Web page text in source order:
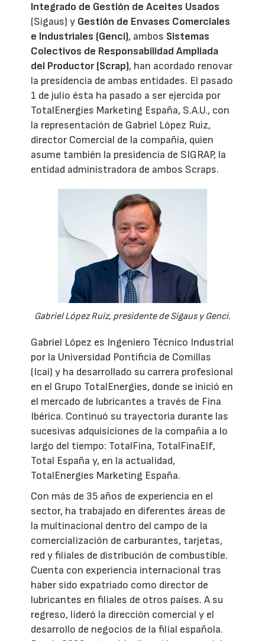
Integrado de Gestión de Aceites Usados
(Sigaus) y Gestión de Envases Comerciales
e Industriales (Genci), ambos Sistemas
Colectivos de Responsabilidad Ampliada
del Productor (Scrap), han acordado renovar
la presidencia de ambas entidades. El pasado
1 de julio ésta ha pasado a ser ejercida por
TotalEnergies Marketing España, S.A.U., con
la representación de Gabriel López Ruiz,
director Comercial de la compañía, quien
asume también la presidencia de SIGRAP, la
entidad administradora de ambos Scraps.
Gabriel López Ruiz, presidente de Sigaus y Genci.
Gabriel López es Ingeniero Técnico Industrial
por la Universidad Pontificia de Comillas
(Icai) y ha desarrollado su carrera profesional
en el Grupo TotalEnergies, donde se inició en
el mercado de lubricantes a través de Fina
Ibérica. Continuó su trayectoria durante las
sucesivas adquisiciones de la compañía a lo
largo del tiempo: TotalFina, TotalFinaElf,
Total España y, en la actualidad,
TotalEnergies Marketing España.
Con más de 35 años de experiencia en el
sector, ha trabajado en diferentes áreas de
la multinacional dentro del campo de la
comercialización de carburantes, tarjetas,
red y filiales de distribución de combustible.
Cuenta con experiencia internacional tras
haber sido expatriado como director de
lubricantes en filiales de otros países. A su
regreso, lideró la dirección comercial y el
desarrollo de negocios de la filial española.